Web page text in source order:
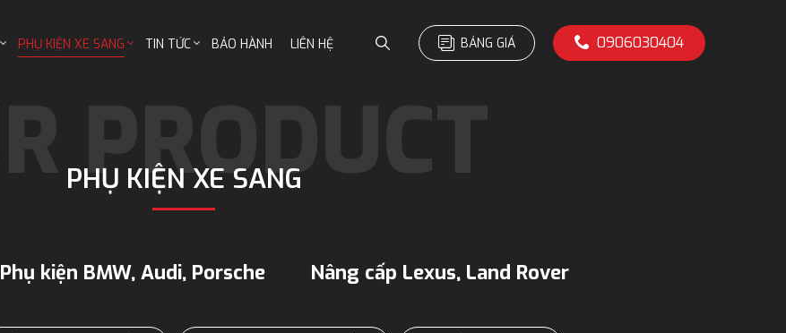
PHỤ KIỆN XE SANG TIN TỨC BẢO HÀNH LIÊN HỆ BẢNG GIÁ 0906030404
PHỤ KIỆN XE SANG
Phụ kiện BMW, Audi, Porsche Nâng cấp Lexus, Land Rover